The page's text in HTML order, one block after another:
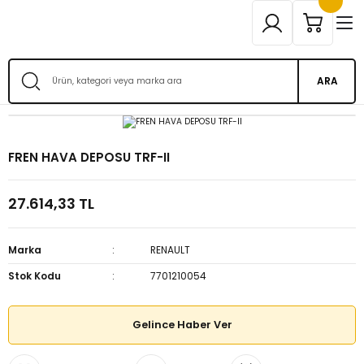
ARA
FREN HAVA DEPOSU TRF-II
27.614,33 TL
Marka
RENAULT
Stok Kodu
7701210054
Gelince Haber Ver